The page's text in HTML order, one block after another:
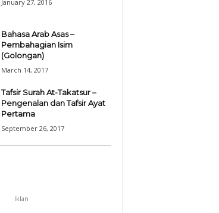
January 27, 2016
Bahasa Arab Asas –
Pembahagian Isim
(Golongan)
March 14, 2017
Tafsir Surah At-Takatsur –
Pengenalan dan Tafsir Ayat
Pertama
September 26, 2017
Iklan